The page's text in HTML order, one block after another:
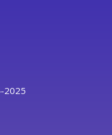
2025